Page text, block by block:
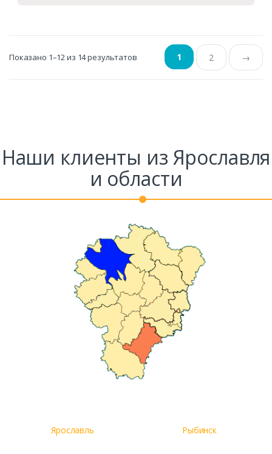
Показано 1–12 из 14 результатов 1 2 →
Наши клиенты из Ярославля
и области
Ярославль Рыбинск